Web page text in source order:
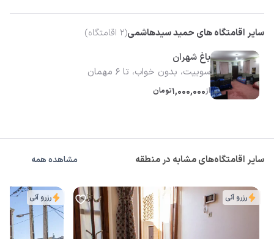
سایر اقامتگاه های حمید سیدهاشمی(
2 اقامتگاه)
باغ شهران
سوییت، بدون خواب، تا 6 مهمان
از1,000,000تومان
سایر اقامتگاه‌های مشابه در منطقه مشاهده همه
رزرو آنی رزرو آنی